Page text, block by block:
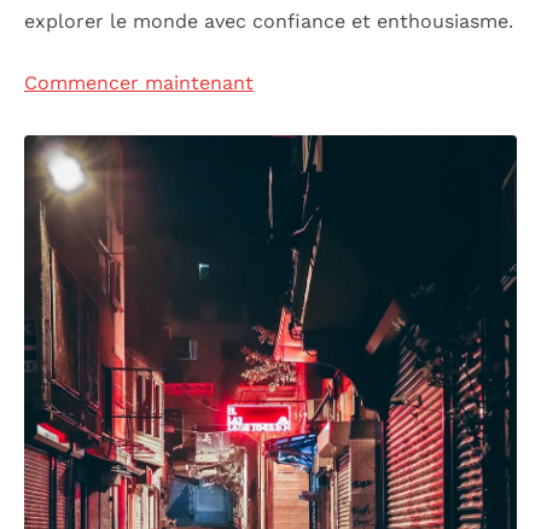
explorer le monde avec confiance et enthousiasme.
Commencer maintenant